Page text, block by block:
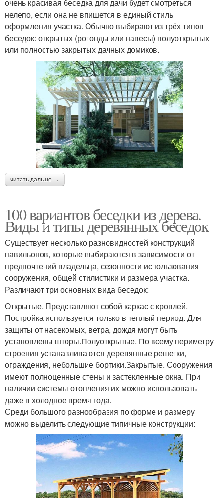
очень красивая беседка для дачи будет смотреться
нелепо, если она не впишется в единый стиль
оформления участка. Обычно выбирают из трёх типов
беседок: открытых (ротонды или навесы) полуоткрытых
или полностью закрытых дачных домиков.
читать дальше →
100 вариантов беседки из дерева.
Виды и типы деревянных беседок
Существует несколько разновидностей конструкций
павильонов, которые выбираются в зависимости от
предпочтений владельца, сезонности использования
сооружения, общей стилистики и размера участка.
Различают три основных вида беседок:
Открытые. Представляют собой каркас с кровлей.
Постройка используется только в теплый период. Для
защиты от насекомых, ветра, дождя могут быть
установлены шторы.Полуоткрытые. По всему периметру
строения устанавливаются деревянные решетки,
ограждения, небольшие бортики.Закрытые. Сооружения
имеют полноценные стены и застекленные окна. При
наличии системы отопления их можно использовать
даже в холодное время года.
Среди большого разнообразия по форме и размеру
можно выделить следующие типичные конструкции: